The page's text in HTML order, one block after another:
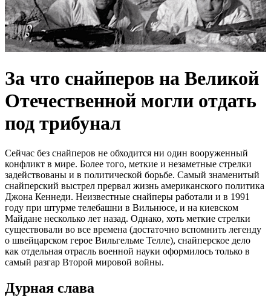
За что снайперов на Великой
Отечественной могли отдать
под трибунал
Сейчас без снайперов не обходится ни один вооруженный
конфликт в мире. Более того, меткие и незаметные стрелки
задействованы и в политической борьбе. Самый знаменитый
снайперский выстрел прервал жизнь американского политика
Джона Кеннеди. Неизвестные снайперы работали и в 1991
году при штурме телебашни в Вильнюсе, и на киевском
Майдане несколько лет назад. Однако, хоть меткие стрелки
существовали во все времена (достаточно вспомнить легенду
о швейцарском герое Вильгельме Телле), снайперское дело
как отдельная отрасль военной науки оформилось только в
самый разгар Второй мировой войны.
Дурная слава